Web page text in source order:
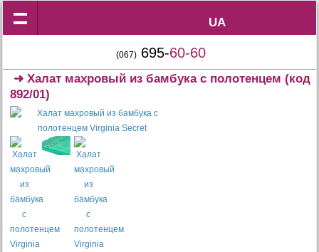
UA
UA
(067) 695-60-60
➜Халат махровый из бамбука с полотенцем (код
892/01)